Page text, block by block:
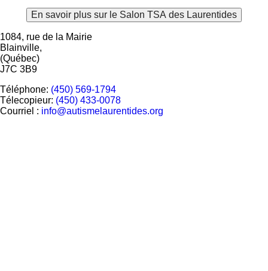
En savoir plus sur le Salon TSA des Laurentides
1084, rue de la Mairie
Blainville,
(Québec)
J7C 3B9
Téléphone: (450) 569-1794
Télecopieur: (450) 433-0078
Courriel : info@autismelaurentides.org